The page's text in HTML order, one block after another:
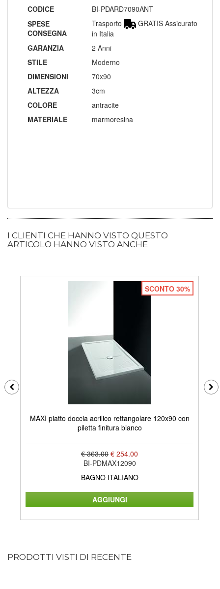
CODICE
BI-PDARD7090ANT
SPESE
CONSEGNA
Trasporto
GRATIS Assicurato
in Italia
GARANZIA
2 Anni
STILE
Moderno
DIMENSIONI
70x90
ALTEZZA
3cm
COLORE
antracite
MATERIALE
marmoresina
I CLIENTI CHE HANNO VISTO QUESTO
ARTICOLO HANNO VISTO ANCHE
SCONTO 30%
MAXI piatto doccia acrilico rettangolare 120x90 con
piletta finitura bianco
€ 363.00 € 254.00
BI-PDMAX12090
BAGNO ITALIANO
PRODOTTI VISTI DI RECENTE